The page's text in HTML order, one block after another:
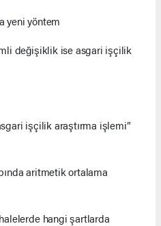
yeni yöntem
değişiklik ise asgari işçilik
işçilik araştırma işlemi”
aritmetik ortalama
hangi şartlarda